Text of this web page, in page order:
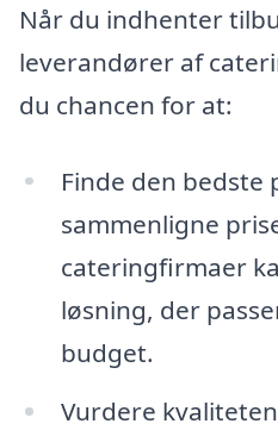
Når du indhenter
leverandører af
du chancen for at:
Finde den bedste
sammenligne
cateringfirmaer
løsning, der
budget.
Vurdere